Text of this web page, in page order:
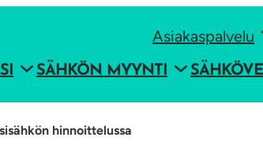
Asiakaspalvelu
SÄHKÖN MYYNTI
hinnoittelussa